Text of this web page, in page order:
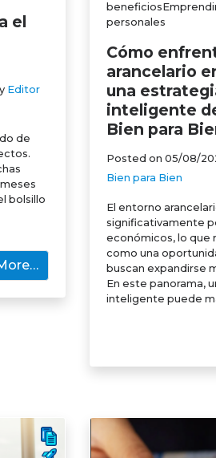
el
Editor
de
bolsillo
personales
Cómo
arancelario
una
inteligente
Bien para
Posted on 05/08/
Bien para Bien
El entorno
significativamente
económicos, lo que
como una
buscan expandirse
En este panorama,
inteligente puede